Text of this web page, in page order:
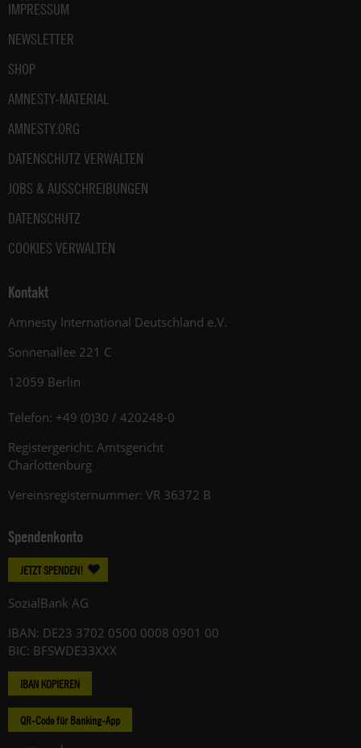
IMPRESSUM
NEWSLETTER
SHOP
AMNESTY-MATERIAL
AMNESTY.ORG
DATENSCHUTZ VERWALTEN
JOBS & AUSSCHREIBUNGEN
DATENSCHUTZ
COOKIES VERWALTEN
Kontakt
Amnesty International Deutschland e.V.
Sonnenallee 221 C
12059 Berlin
Telefon: +49 (0)30 / 420248-0
Registergericht: Amtsgericht
Charlottenburg
Vereinsregisternummer: VR 36372 B
Spendenkonto
JETZT SPENDEN!
SozialBank AG
IBAN: DE23 3702 0500 0008 0901 00
BIC: BFSWDE33XXX
IBAN KOPIEREN
QR-Code für Banking-App